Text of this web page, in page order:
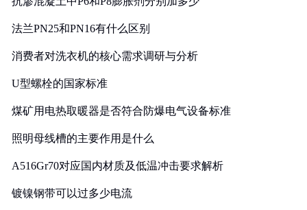
法兰PN25和PN16有什么区别
消费者对洗衣机的核心需求调研与分析
U型螺栓的国家标准
煤矿用电热取暖器是否符合防爆电气设备标准
照明母线槽的主要作用是什么
A516Gr70对应国内材质及低温冲击要求解析
镀镍钢带可以过多少电流